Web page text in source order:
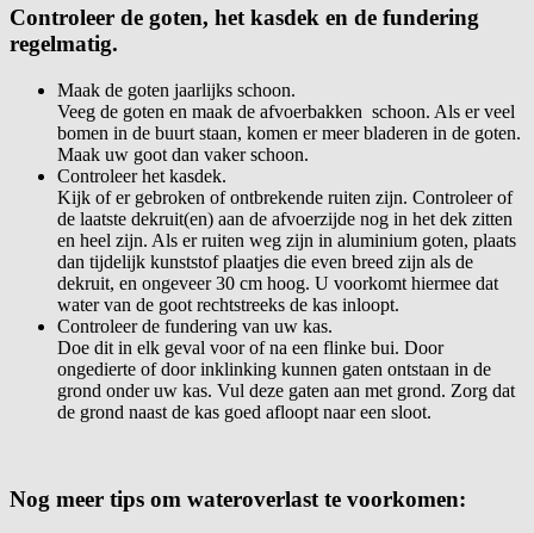
Controleer de goten, het kasdek en de fundering
regelmatig.
Maak de goten jaarlijks schoon.
Veeg de goten en maak de afvoerbakken schoon. Als er veel
bomen in de buurt staan, komen er meer bladeren in de goten.
Maak uw goot dan vaker schoon.
Controleer het kasdek.
Kijk of er gebroken of ontbrekende ruiten zijn. Controleer of
de laatste dekruit(en) aan de afvoerzijde nog in het dek zitten
en heel zijn. Als er ruiten weg zijn in aluminium goten, plaats
dan tijdelijk kunststof plaatjes die even breed zijn als de
dekruit, en ongeveer 30 cm hoog. U voorkomt hiermee dat
water van de goot rechtstreeks de kas inloopt.
Controleer de fundering van uw kas.
Doe dit in elk geval voor of na een flinke bui. Door
ongedierte of door inklinking kunnen gaten ontstaan in de
grond onder uw kas. Vul deze gaten aan met grond. Zorg dat
de grond naast de kas goed afloopt naar een sloot.
Nog meer tips om wateroverlast te voorkomen: